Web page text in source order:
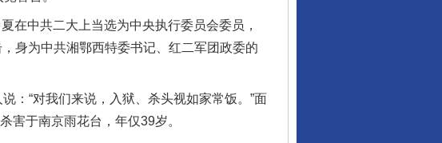
中共二大上当选为中央执行委员会委员，
身为中共湘鄂西特委书记、红二军团政委的
“对我们来说，入狱、杀头视如家常饭。”面
害于南京雨花台，年仅39岁。